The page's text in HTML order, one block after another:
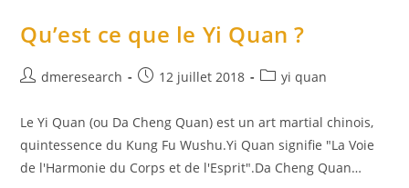
L’Esprit
Qu’est ce que le Yi Quan ?
Auteur/autrice
la
publication :
dmeresearch
Publication
12 juillet 2018
Postyi quan
Le Yi Quan (ou Da Cheng Quan) est un art martial chinois,
quintessence du Kung Fu Wushu.Yi Quan signifie "La Voie
de l'Harmonie du Corps et de l'Esprit".Da Cheng Quan…